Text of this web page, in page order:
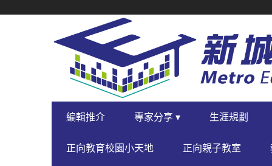
NAVIGATION
PRIMARY
NAVIGATION
編輯推介 專家分享 ▾ 生涯規劃
正向教育校園小天地 正向親子教室